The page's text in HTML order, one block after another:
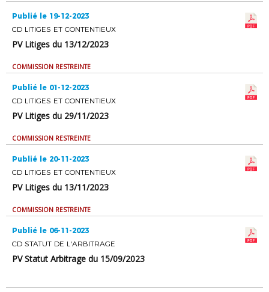
Publié le 19-12-2023
CD LITIGES ET CONTENTIEUX
PV Litiges du 13/12/2023
COMMISSION RESTREINTE
Publié le 01-12-2023
CD LITIGES ET CONTENTIEUX
PV Litiges du 29/11/2023
COMMISSION RESTREINTE
Publié le 20-11-2023
CD LITIGES ET CONTENTIEUX
PV Litiges du 13/11/2023
COMMISSION RESTREINTE
Publié le 06-11-2023
CD STATUT DE L'ARBITRAGE
PV Statut Arbitrage du 15/09/2023